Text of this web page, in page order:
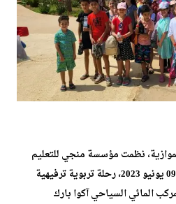
نظمت مؤسسة منجي للتعليم
الخصوصي ببركان،يوم الجمعة 09 يونيو 2023، رحلة تربوية ترفيهية
المائي السياحي آكوا بارك